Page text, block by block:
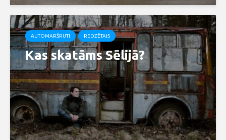
AUTOMARŠRUTI REDZĒTAIS
Kas skatāms Sēlijā?